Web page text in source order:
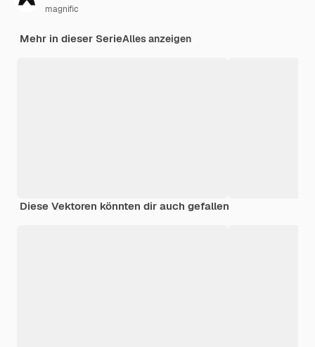
magnific
Mehr in dieser SerieAlles anzeigen
Diese Vektoren könnten dir auch gefallen